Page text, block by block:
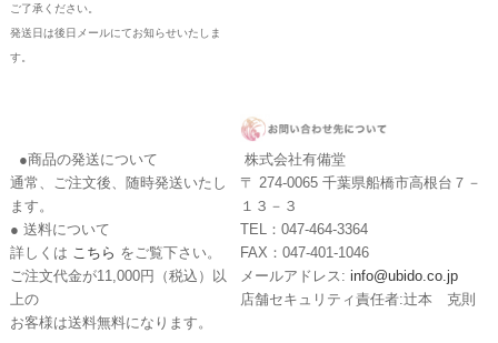
ご了承ください。
発送日は後日メールにてお知らせいたしま
す。
●商品の発送について
通常、ご注文後、随時発送いたし
ます。
● 送料について
詳しくは こちら をご覧下さい。
ご注文代金が11,000円（税込）以
上の
お客様は送料無料になります。
株式会社有備堂
〒 274-0065 千葉県船橋市高根台７－
１３－３
TEL：047-464-3364
FAX：047-401-1046
メールアドレス: info@ubido.co.jp
店舗セキュリティ責任者:辻本 克則